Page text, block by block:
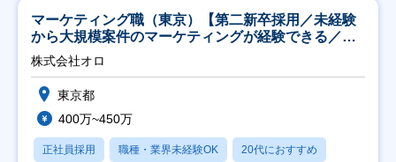
マーケティング職（東京）【第二新卒採用／未経験
から大規模案件のマーケティングが経験できる／研
修充実】
株式会社オロ
東京都
400万~450万
正社員採用 職種・業界未経験OK 20代におすすめ